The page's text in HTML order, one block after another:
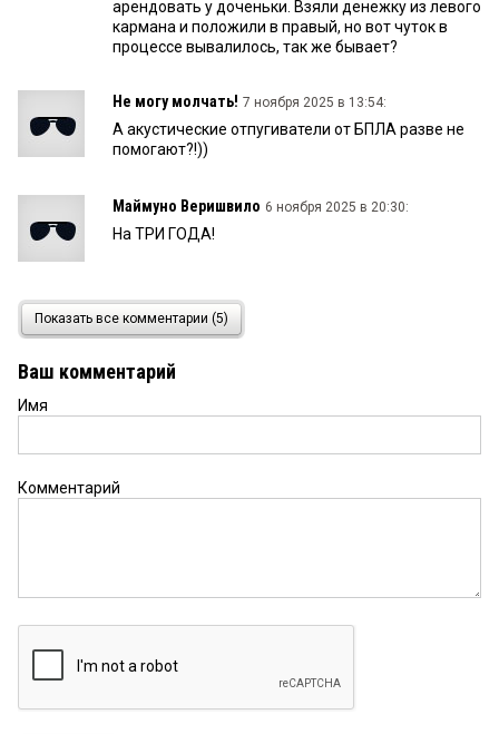
арендовать у доченьки. Взяли денежку из левого
кармана и положили в правый, но вот чуток в
процессе вывалилось, так же бывает?
Не могу молчать! 7 ноября 2025 в 13:54:
А акустические отпугиватели от БПЛА разве не
помогают?!))
Маймуно Веришвило 6 ноября 2025 в 20:30:
На ТРИ ГОДА!
6 ноября 2025 в 20:02:
Надо бы проверить эту сделку. Помнится одного
же под шумок. Война все спишет, думает.
почистили. Буераки как деревне.
Показать все комментарии (5)
Ваш комментарий
Имя
Комментарий